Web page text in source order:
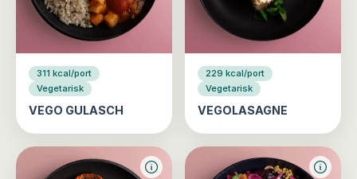
311 kcal/port
Vegetarisk
VEGO GULASCH
229 kcal/port
Vegetarisk
VEGOLASAGNE